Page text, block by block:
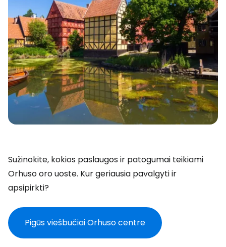
Sužinokite, kokios paslaugos ir patogumai teikiami
Orhuso oro uoste. Kur geriausia pavalgyti ir
apsipirkti?
Pigūs viešbučiai Orhuso centre